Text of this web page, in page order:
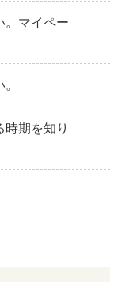
。マイペー
時期を知り